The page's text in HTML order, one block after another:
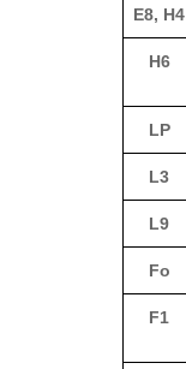
E8, H4
H6
LP
L3
L9
Fo
F1